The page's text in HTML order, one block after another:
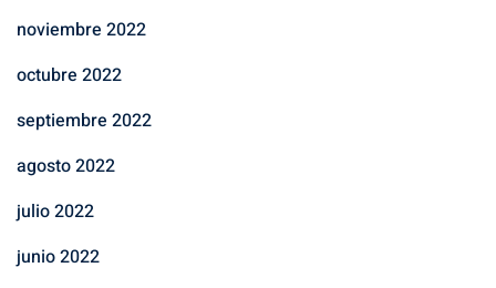
noviembre 2022
octubre 2022
septiembre 2022
agosto 2022
julio 2022
junio 2022